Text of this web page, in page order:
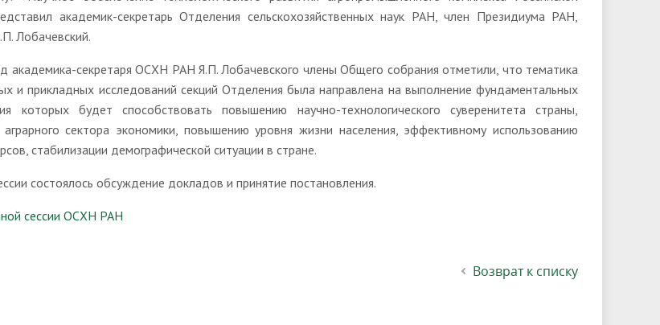
академик-секретарь Отделения сельскохозяйственных наук РАН, член Президиума РАН,
Лобачевский.
академика-секретаря ОСХН РАН Я.П. Лобачевского члены Общего собрания отметили, что тематика
и прикладных исследований секций Отделения была направлена на выполнение фундаментальных
которых будет способствовать повышению научно-технологического суверенитета страны,
сектора экономики, повышению уровня жизни населения, эффективному использованию
стабилизации демографической ситуации в стране.
состоялось обсуждение докладов и принятие постановления.
сессии ОСХН РАН
Возврат к списку